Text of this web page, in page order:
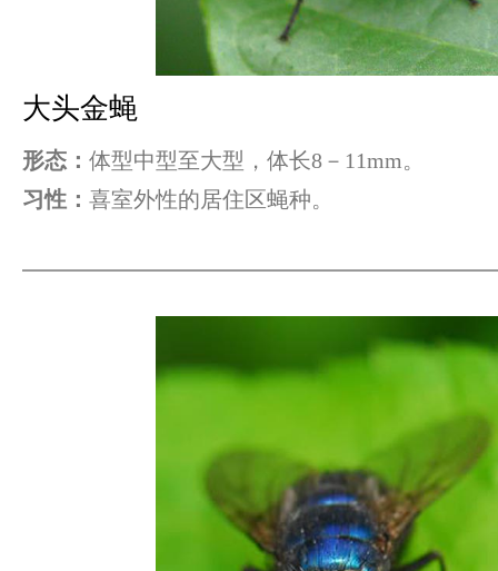
大头金蝇
形态： 体型中型至大型，体长8－11mm。
习性： 喜室外性的居住区蝇种。